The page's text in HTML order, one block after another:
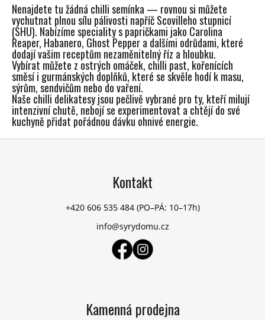
l
á
d
a
c
í
p
r
v
k
y
p
s
u
Nenajdete tu žádná chilli semínka — rovnou si můžete
vychutnat plnou sílu pálivosti napříč Scovilleho stupnicí
(SHU). Nabízíme speciality s papričkami jako Carolina
Reaper, Habanero, Ghost Pepper a dalšími odrůdami, které
dodají vašim receptům nezaměnitelný říz a hloubku.
Vybírat můžete z ostrých omáček, chilli past, kořenících
směsí i gurmánských doplňků, které se skvěle hodí k masu,
sýrům, sendvičům nebo do vaření.
Naše chilli delikatesy jsou pečlivě vybrané pro ty, kteří milují
intenzivní chutě, nebojí se experimentovat a chtějí do své
kuchyně přidat pořádnou dávku ohnivé energie.
Z
Kontakt
+420 606 535 484 (PO–PÁ: 10–17h)
info@syrydomu.cz
Kamenná prodejna